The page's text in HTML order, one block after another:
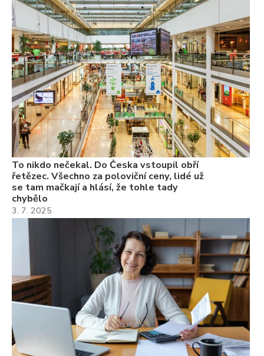
To nikdo nečekal. Do Česka vstoupil obří
řetězec. Všechno za poloviční ceny, lidé už
se tam mačkají a hlásí, že tohle tady
chybělo
3. 7. 2025